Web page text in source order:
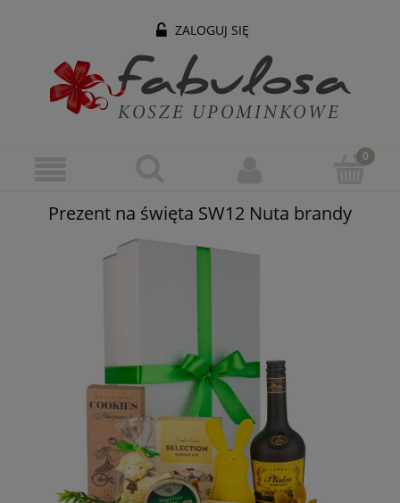
ZALOGUJ SIĘ
Prezent na święta SW12 Nuta brandy